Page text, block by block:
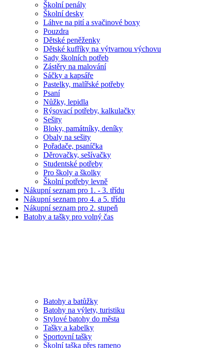
Školní penály
Školní desky
Láhve na pití a svačinové boxy
Pouzdra
Dětské peněženky
Dětské kufříky na výtvarnou výchovu
Sady školních potřeb
Zástěry na malování
Sáčky a kapsáře
Pastelky, malířské potřeby
Psaní
Nůžky, lepidla
Rýsovací potřeby, kalkulačky
Sešity
Bloky, památníky, deníky
Obaly na sešity
Pořadače, psaníčka
Děrovačky, sešívačky
Studentské potřeby
Pro školy a školky
Školní potřeby levně
Nákupní seznam pro 1. - 3. třídu
Nákupní seznam pro 4. a 5. třídu
Nákupní seznam pro 2. stupeň
Batohy a tašky pro volný čas
Batohy a batůžky
Batohy na výlety, turistiku
Stylové batohy do města
Tašky a kabelky
Sportovní tašky
Školní taška přes rameno